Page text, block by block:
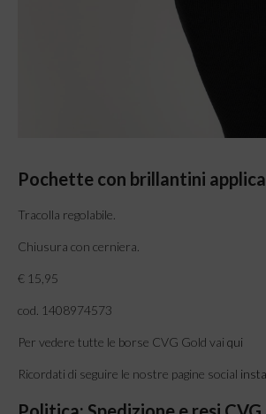
Pochette con brillantini
Tracolla regolabile.
Chiusura con cerniera.
€ 15,95
cod. 1408974573
Per vedere tutte le borse CVG Gold vai qui
Ricordati di seguire le nostre pagine social